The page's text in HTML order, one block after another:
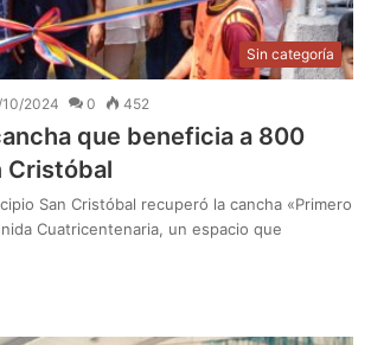
Sin categoría
10/2024 0 452
que beneficia a 800
Cristóbal
San Cristóbal recuperó la cancha «Primero
Cuatricentenaria, un espacio que